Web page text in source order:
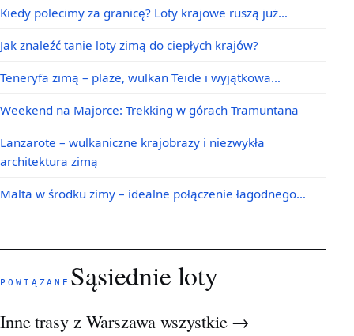
Kiedy polecimy za granicę? Loty krajowe ruszą już…
Jak znaleźć tanie loty zimą do ciepłych krajów?
Teneryfa zimą – plaże, wulkan Teide i wyjątkowa…
Weekend na Majorce: Trekking w górach Tramuntana
Lanzarote – wulkaniczne krajobrazy i niezwykła
architektura zimą
Malta w środku zimy – idealne połączenie łagodnego…
POWIĄZANE Sąsiednie loty
Inne trasy z Warszawa wszystkie →